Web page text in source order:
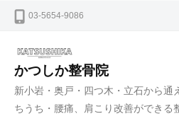
03-5654-9086
かつしか整骨院
新小岩・奥戸・四つ木・立石から通
ちうち・腰痛、肩こり改善ができる